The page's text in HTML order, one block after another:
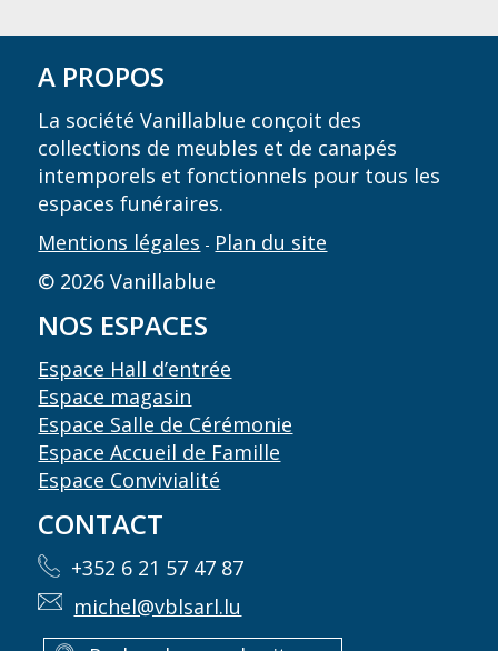
A PROPOS
La société Vanillablue conçoit des
collections de meubles et de canapés
intemporels et fonctionnels pour tous les
espaces funéraires.
Mentions légales - Plan du site
© 2026 Vanillablue
NOS ESPACES
Espace Hall d’entrée
Espace magasin
Espace Salle de Cérémonie
Espace Accueil de Famille
Espace Convivialité
CONTACT
+352 6 21 57 47 87
michel@vblsarl.lu